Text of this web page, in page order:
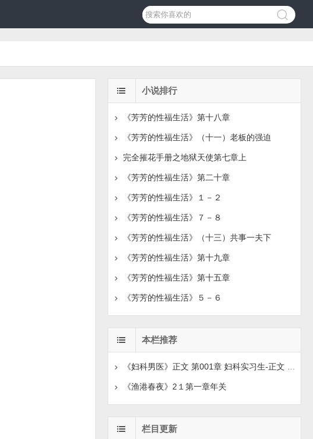
小说排行
《芳芳的性福生活》第十八章
《芳芳的性福生活》（十一）老板的强迫
完全摧花手册之地狱天使第七章上
《芳芳的性福生活》第二十章
《芳芳的性福生活》１－２
《芳芳的性福生活》７－８
《芳芳的性福生活》（十三）共事一夫下
《芳芳的性福生活》第十九章
《芳芳的性福生活》第十五章
《芳芳的性福生活》５－６
本栏推荐
《渔港春夜》2１第一章年关
栏目更新